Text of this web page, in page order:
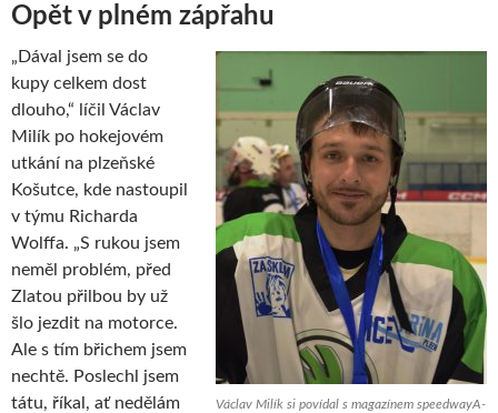
Opět v plném zápřahu
Václav Milík si povídal s magazínem speedwayA-
„Dával jsem se do
kupy celkem dost
dlouho,“ líčil Václav
Milík po hokejovém
utkání na plzeňské
Košutce, kde nastoupil
v týmu Richarda
Wolffa. „S rukou jsem
neměl problém, před
Zlatou přilbou by už
šlo jezdit na motorce.
Ale s tím břichem jsem
nechtě. Poslechl jsem
tátu, říkal, ať nedělám